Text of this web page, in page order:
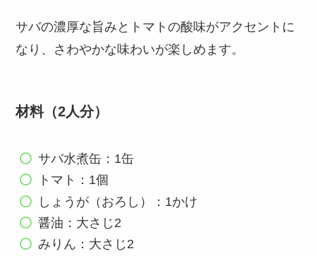
サバの濃厚な旨みとトマトの酸味がアクセントに
なり、さわやかな味わいが楽しめます。
材料（2人分）
サバ水煮缶：1缶
トマト：1個
しょうが（おろし）：1かけ
醤油：大さじ2
みりん：大さじ2